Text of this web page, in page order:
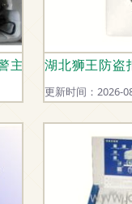
主机开始湖北狮王防盗
更新时间：2026-